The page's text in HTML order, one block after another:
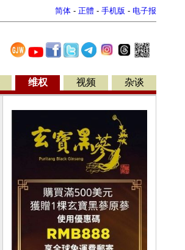
简体 - 正體 - 手机版 - 电子报
维权 视频 杂谈